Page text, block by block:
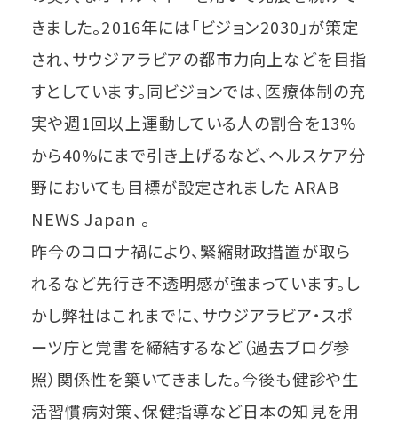
きました。2016年には「ビジョン2030」が策定
され、サウジアラビアの都市力向上などを目指
すとしています。同ビジョンでは、医療体制の充
実や週1回以上運動している人の割合を13%
から40%にまで引き上げるなど、ヘルスケア分
野においても目標が設定されました ARAB
NEWS Japan 。
昨今のコロナ禍により、緊縮財政措置が取ら
れるなど先行き不透明感が強まっています。し
かし弊社はこれまでに、サウジアラビア・スポ
ーツ庁と覚書を締結するなど（過去ブログ参
照）関係性を築いてきました。今後も健診や生
活習慣病対策、保健指導など日本の知見を用